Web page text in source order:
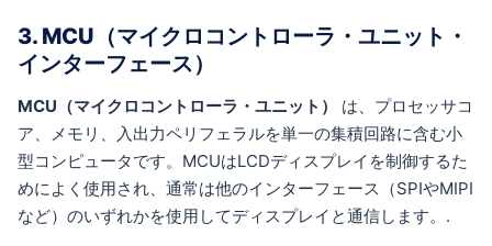
3. MCU（マイクロコントローラ・ユニット・
インターフェース）
MCU（マイクロコントローラ・ユニット）
は、プロセッサコ
ア、メモリ、入出力ペリフェラルを単一の集積回路に含む小
型コンピュータです。MCUはLCDディスプレイを制御するた
めによく使用され、通常は他のインターフェース（SPIやMIPI
など）のいずれかを使用してディスプレイと通信します。.